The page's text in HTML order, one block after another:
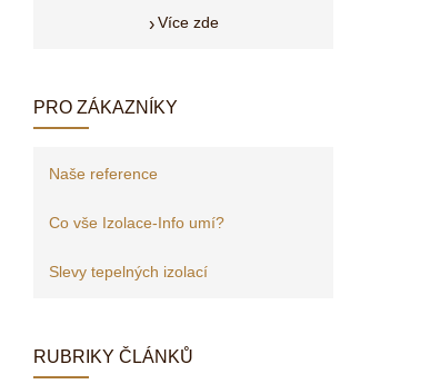
Více zde
PRO ZÁKAZNÍKY
Naše reference
Co vše Izolace-Info umí?
Slevy tepelných izolací
RUBRIKY ČLÁNKŮ